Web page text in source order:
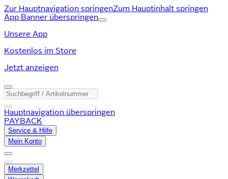
Zur Hauptnavigation springenZum Hauptinhalt springen
App Banner überspringen
Unsere App
Kostenlos im Store
Jetzt anzeigen
Hauptnavigation überspringen
PAYBACK
Service & Hilfe
Mein Konto
Merkzettel